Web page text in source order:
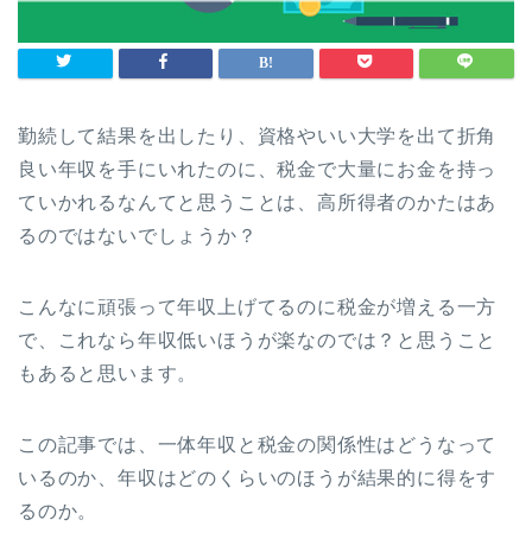
勤続して結果を出したり、資格やいい大学を出て折角
良い年収を手にいれたのに、税金で大量にお金を持っ
ていかれるなんてと思うことは、高所得者のかたはあ
るのではないでしょうか？
こんなに頑張って年収上げてるのに税金が増える一方
で、これなら年収低いほうが楽なのでは？と思うこと
もあると思います。
この記事では、一体年収と税金の関係性はどうなって
いるのか、年収はどのくらいのほうが結果的に得をす
るのか。